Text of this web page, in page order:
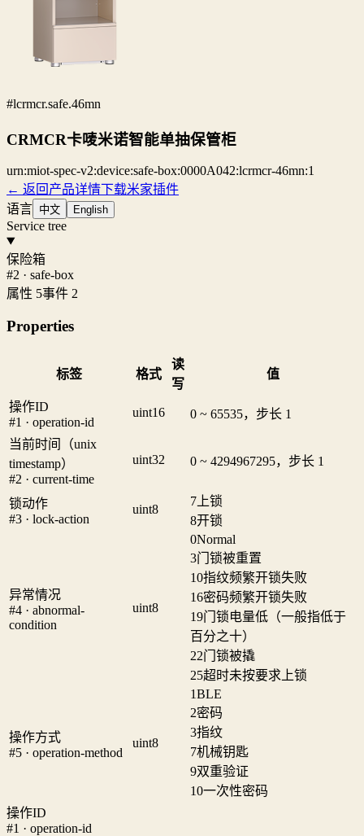
#lcrmcr.safe.46mn
CRMCR卡唛米诺智能单抽保管柜
urn:miot-spec-v2:device:safe-box:0000A042:lcrmcr-46mn:1
← 返回产品详情下载米家插件
语言 中文 English
Service tree
保险箱
#2 · safe-box
属性 5事件 2
Properties
标签 格式
读
写
值
操作ID
#1 · operation-id
uint16 0 ~ 65535，步长 1
当前时间（unix
timestamp）
#2 · current-time
uint32 0 ~ 4294967295，步长 1
锁动作
#3 · lock-action
uint8
7 上锁
8开锁
异常情况
#4 · abnormal-
condition
uint8
0Normal
3门锁被重置
10指纹频繁开锁失败
16密码频繁开锁失败
19门锁电量低（一般指低于
百分之十）
22门锁被撬
25超时未按要求上锁
操作方式
#5 · operation-method
uint8
1BLE
2密码
3指纹
7机械钥匙
9双重验证
10一次性密码
操作ID
#1 · operation-id